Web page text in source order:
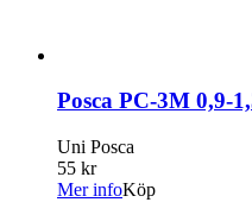
Posca PC-3M 0,9-
Uni Posca
55 kr
Mer infoKöp